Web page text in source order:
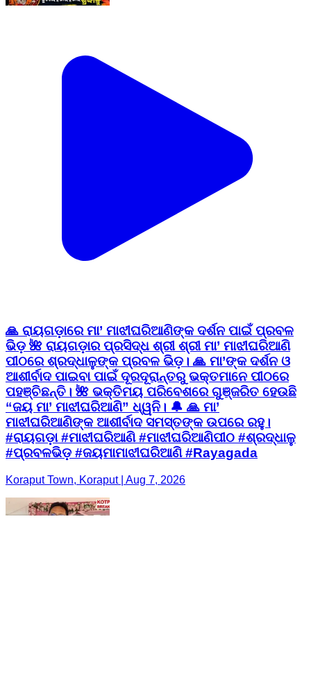
🙏 ରାୟଗଡ଼ାରେ ମା’ ମାଝୀଘରିଆଣିଙ୍କ ଦର୍ଶନ ପାଇଁ ପ୍ରବଳ
ଭିଡ଼ 🌺 ରାୟଗଡ଼ାର ପ୍ରସିଦ୍ଧ ଶ୍ରୀ ଶ୍ରୀ ମା’ ମାଝୀଘରିଆଣି
ପୀଠରେ ଶ୍ରଦ୍ଧାଳୁଙ୍କ ପ୍ରବଳ ଭିଡ଼। 🙏 ମା’ଙ୍କ ଦର୍ଶନ ଓ
ଆଶୀର୍ବାଦ ପାଇବା ପାଇଁ ଦୂରଦୂରାନ୍ତରୁ ଭକ୍ତମାନେ ପୀଠରେ
ପହଞ୍ଚିଛନ୍ତି। 🌺 ଭକ୍ତିମୟ ପରିବେଶରେ ଗୁଞ୍ଜରିତ ହେଉଛି
“ଜୟ ମା’ ମାଝୀଘରିଆଣି” ଧ୍ୱନି। 🔔 🙏 ମା’
ମାଝୀଘରିଆଣିଙ୍କ ଆଶୀର୍ବାଦ ସମସ୍ତଙ୍କ ଉପରେ ରହୁ।
#ରାୟଗଡ଼ା #ମାଝୀଘରିଆଣି #ମାଝୀଘରିଆଣିପୀଠ #ଶ୍ରଦ୍ଧାଳୁ
#ପ୍ରବଳଭିଡ଼ #ଜୟମାମାଝୀଘରିଆଣି #Rayagada
Koraput Town, Koraput | Aug 7, 2026